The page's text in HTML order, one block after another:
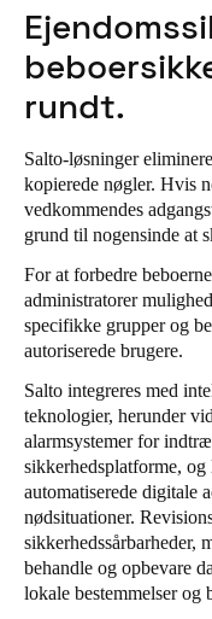
Portugal
Português
Italy
Italiano
Russia
Russian
Poland
Polski
Czech Republic
Čeština
DanskereEnglish
Sweden
SvenskaEnglish
rundt.
Salto-løsninger
kopierede nøgler. Hvis
vedkommendes
grund til nogensinde at
For at forbedre
administratorer
specifikke grupper og
autoriserede brugere.
Salto integreres med
teknologier, herunder
alarmsystemer for
sikkerhedsplatforme,
automatiserede digitale
nødsituationer.
sikkerhedssårbarheder,
behandle og opbevare
lokale bestemmelser og